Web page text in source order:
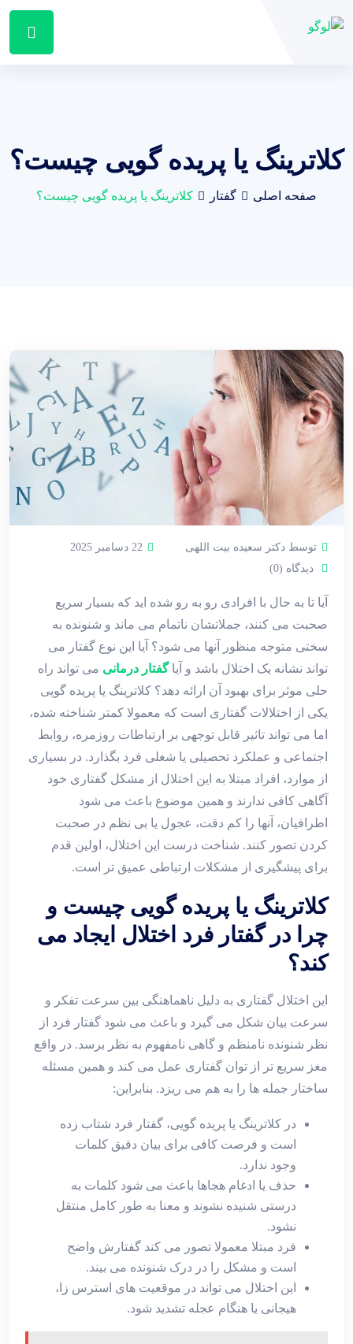
کلاترینگ یا پریده گویی چیست؟
صفحه اصلی گفتار کلاترینگ یا پریده گویی چیست؟
توسط دکتر سعیده بیت اللهی
22 دسامبر 2025
دیدگاه (0)
آیا تا به حال با افرادی رو به ‌رو شده ‌اید که بسیار سریع
صحبت می ‌کنند، جملاتشان ناتمام می ‌ماند و شنونده به‌
سختی متوجه منظور آنها می ‌شود؟ آیا این نوع گفتار می
‌تواند نشانه یک اختلال باشد و آیاگفتار درمانی می ‌تواند راه
‌حلی موثر برای بهبود آن ارائه دهد؟ کلاترینگ یا پریده ‌گویی
یکی از اختلالات گفتاری است که معمولا کمتر شناخته شده،
اما می ‌تواند تاثیر قابل ‌توجهی بر ارتباطات روزمره، روابط
اجتماعی و عملکرد تحصیلی یا شغلی فرد بگذارد. در بسیاری
از موارد، افراد مبتلا به این اختلال از مشکل گفتاری خود
آگاهی کافی ندارند و همین موضوع باعث می‌ شود
اطرافیان، آنها را کم‌ دقت، عجول یا بی ‌نظم در صحبت
کردن تصور کنند. شناخت درست این اختلال، اولین قدم
برای پیشگیری از مشکلات ارتباطی عمیق ‌تر است.
کلاترینگ یا پریده‌ گویی چیست و
چرا در گفتار فرد اختلال ایجاد می
‌کند؟
این اختلال گفتاری به دلیل ناهماهنگی بین سرعت تفکر و
سرعت بیان شکل می ‌گیرد و باعث می‌ شود گفتار فرد از
نظر شنونده نامنظم و گاهی نامفهوم به نظر برسد. در واقع
مغز سریع ‌تر از توان گفتاری عمل می ‌کند و همین مسئله
ساختار جمله ‌ها را به هم می ‌ریزد. بنابراین:
در کلاترینگ یا پریده ‌گویی، گفتار فرد شتاب ‌زده
است و فرصت کافی برای بیان دقیق کلمات
وجود ندارد.
حذف یا ادغام هجاها باعث می‌ شود کلمات به
‌درستی شنیده نشوند و معنا به‌ طور کامل منتقل
نشود.
فرد مبتلا معمولا تصور می ‌کند گفتارش واضح
است و مشکل را در درک شنونده می‌ بیند.
این اختلال می ‌تواند در موقعیت‌ های استرس‌ زا،
هیجانی یا هنگام عجله تشدید شود.